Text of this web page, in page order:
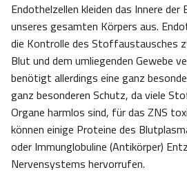
Endothelzellen kleiden das Innere
unseres gesamten Körpers aus.
die Kontrolle des Stoffaustausches
Blut und dem umliegenden Gewebe
benötigt allerdings eine ganz
ganz besonderen Schutz, da viele
Organe harmlos sind, für das ZNS
können einige Proteine des
oder Immunglobuline (Antikörper)
Nervensystems hervorrufen.